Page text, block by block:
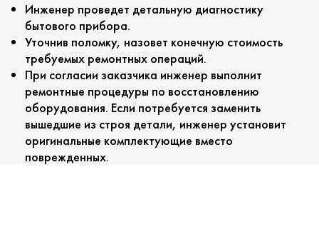
Инженер проведет детальную диагностику
бытового прибора.
Уточнив поломку, назовет конечную стоимость
требуемых ремонтных операций.
При согласии заказчика инженер выполнит
ремонтные процедуры по восстановлению
оборудования. Если потребуется заменить
вышедшие из строя детали, инженер установит
оригинальные комплектующие вместо
поврежденных.